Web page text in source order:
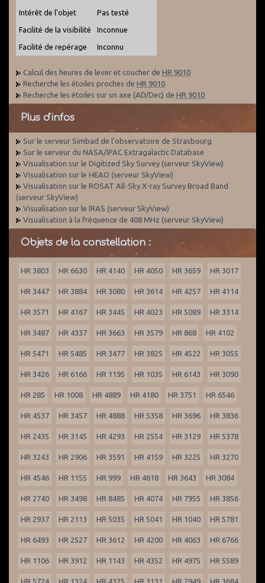
Intérêt de l'objet Pas testé
Facilité de la visibilité Inconnue
Facilité de repérage Inconnu
Calcul des heures de lever et coucher de HR 9010
Recherche les étoiles proches de HR 9010
Recherche les étoiles sur un axe (AD/Dec) de HR 9010
Plus d'infos
Sur le serveur Simbad de l'observatoire de Strasbourg
Sur le serveur du NASA/IPAC Extragalactic Database
Visualisation sur le Digitized Sky Survey (serveur SkyView)
Visualisation sur le HEAO (serveur SkyView)
Visualisation sur le ROSAT All-Sky X-ray Survey Broad Band
(serveur SkyView)
Visualisation sur le IRAS (serveur SkyView)
Visualisation à la fréquence de 408 MHz (serveur SkyView)
Objets de la constellation :
HR 3803 HR 6630 HR 4140 HR 4050 HR 3659 HR 3017
HR 3447 HR 3884 HR 3080 HR 3614 HR 4257 HR 4114
HR 3571 HR 4167 HR 3445 HR 4023 HR 5089 HR 3314
HR 3487 HR 4337 HR 3663 HR 3579 HR 868 HR 4102
HR 5471 HR 5485 HR 3477 HR 3825 HR 4522 HR 3055
HR 3426 HR 6166 HR 1195 HR 1035 HR 6143 HR 3090
HR 285 HR 1008 HR 4889 HR 4180 HR 3751 HR 6546
HR 4537 HR 3457 HR 4888 HR 5358 HR 3696 HR 3836
HR 2435 HR 3145 HR 4293 HR 2554 HR 3129 HR 5378
HR 3243 HR 2906 HR 3591 HR 4159 HR 3225 HR 3270
HR 4546 HR 1155 HR 999 HR 4618 HR 3643 HR 3084
HR 2740 HR 3498 HR 8485 HR 4074 HR 7955 HR 3856
HR 2937 HR 2113 HR 5035 HR 5041 HR 1040 HR 5781
HR 6493 HR 2527 HR 3612 HR 4200 HR 4063 HR 6766
HR 1106 HR 3912 HR 1143 HR 4352 HR 4975 HR 5589
HR 5724 HR 1324 HR 4325 HR 3131 HR 2949 HR 3684